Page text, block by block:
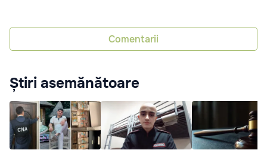
Comentarii
Știri asemănătoare